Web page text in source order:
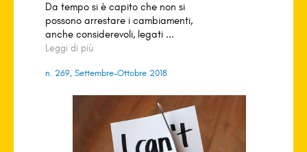
Da tempo si è capito che non si
possono arrestare i cambiamenti,
anche considerevoli, legati ...
Leggi di più
n. 269, Settembre-Ottobre 2018